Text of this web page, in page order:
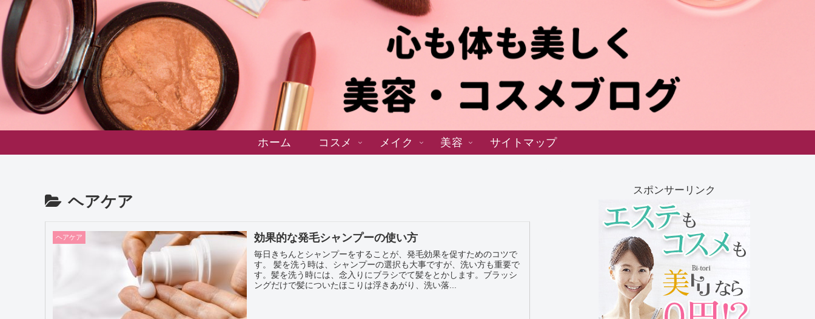
ホーム コスメ メイク 美容 サイトマップ
ヘアケア
ヘアケア 効果的な発毛シャンプーの使い方
毎日きちんとシャンプーをすることが、発毛効果を促すためのコツで
す。 髪を洗う時は、シャンプーの選択も大事ですが、洗い方も重要で
す。髪を洗う時には、念入りにブラシでて髪をとかします。ブラッシ
ングだけで髪についたほこりは浮きあがり、洗い落...
スポンサーリンク